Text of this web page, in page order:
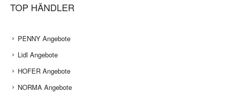
TOP HÄNDLER
PENNY Angebote
Lidl Angebote
HOFER Angebote
NORMA Angebote